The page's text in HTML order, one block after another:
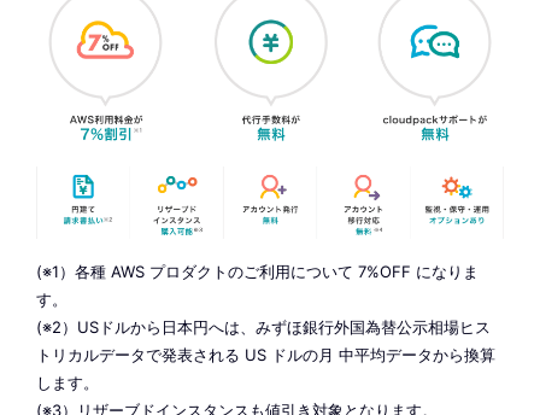
(※1）各種 AWS プロダクトのご利用について 7%OFF になりま
す。
(※2）USドルから日本円へは、みずほ銀行外国為替公示相場ヒス
トリカルデータで発表される US ドルの月 中平均データから換算
します。
(※3）リザーブドインスタンスも値引き対象となります。